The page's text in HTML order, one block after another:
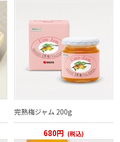
完熟梅ジャム 200g
680円 (税込)